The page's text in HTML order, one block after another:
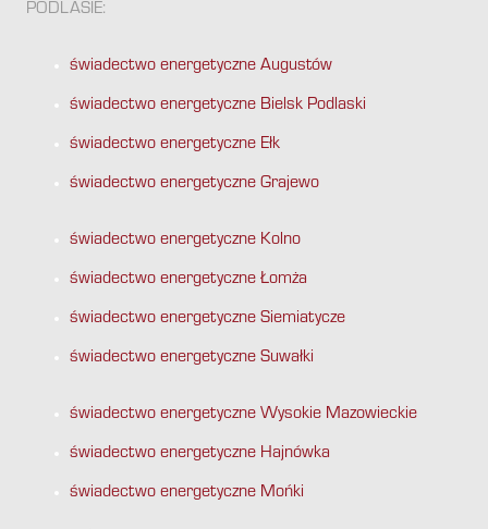
PODLASIE:
świadectwo energetyczne Augustów
świadectwo energetyczne Bielsk Podlaski
świadectwo energetyczne Ełk
świadectwo energetyczne Grajewo
świadectwo energetyczne Kolno
świadectwo energetyczne Łomża
świadectwo energetyczne Siemiatycze
świadectwo energetyczne Suwałki
świadectwo energetyczne Wysokie Mazowieckie
świadectwo energetyczne Hajnówka
świadectwo energetyczne Mońki